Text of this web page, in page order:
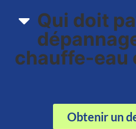
Qui doit
chauffe-eau
Obtenir un